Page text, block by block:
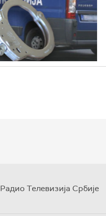
Радио Телевизија Србије